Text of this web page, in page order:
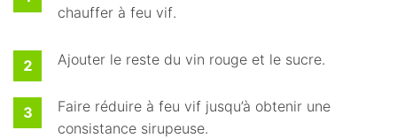
chauffer à feu vif.
Ajouter le reste du vin rouge et le sucre.
Faire réduire à feu vif jusqu’à obtenir une
consistance sirupeuse.